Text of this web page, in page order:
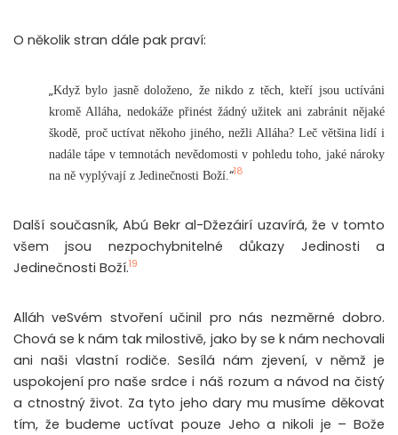
O několik stran dále pak praví:
„Když bylo jasně doloženo, že nikdo z těch, kteří jsou uctíváni
kromě Alláha, nedokáže přinést žádný užitek ani zabránit nějaké
škodě, proč uctívat někoho jiného, nežli Alláha? Leč většina lidí i
nadále tápe v temnotách nevědomosti v pohledu toho, jaké nároky
na ně vyplývají z Jedinečnosti Boží. “18
Další současník, Abú Bekr al-Džezáirí uzavírá, že v tomto
všem jsou nezpochybnitelné důkazy Jedinosti a
Jedinečnosti Boží.19
Alláh veSvém stvoření učinil pro nás nezměrné dobro.
Chová se k nám tak milostivě, jako by se k nám nechovali
ani naši vlastní rodiče. Sesílá nám zjevení, v němž je
uspokojení pro naše srdce i náš rozum a návod na čistý
a ctnostný život. Za tyto jeho dary mu musíme děkovat
tím, že budeme uctívat pouze Jeho a nikoli je – Bože